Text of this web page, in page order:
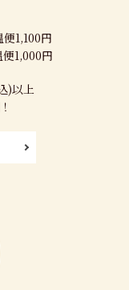
1,100円
1,000円
)以上